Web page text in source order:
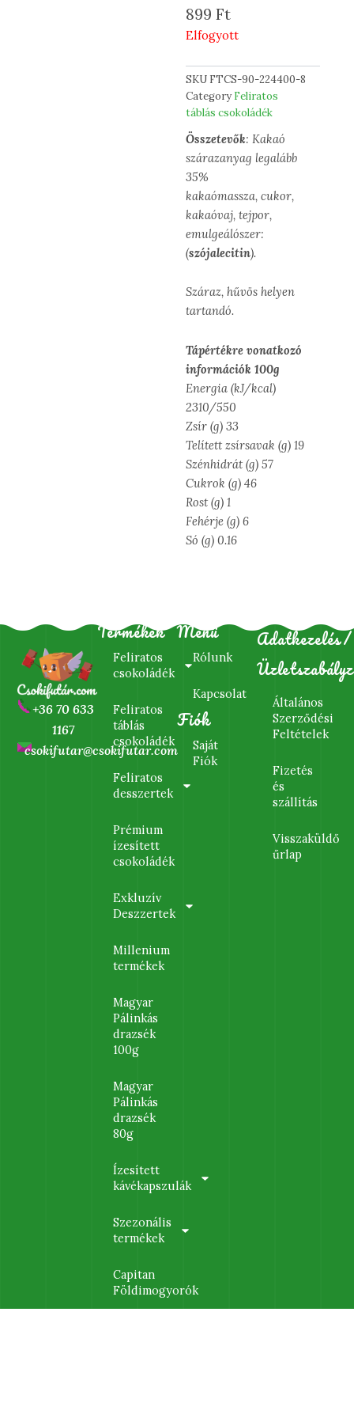
899Ft
Elfogyott
SKU FTCS-90-224400-8
Category Feliratos
táblás csokoládék
Összetevők: Kakaó
szárazanyag legalább
35%
kakaómassza, cukor,
kakaóvaj, tejpor,
emulgeálószer:
(szójalecitin).
Száraz, hűvös helyen
tartandó.
Tápértékre vonatkozó
információk 100g
Energia (kJ/kcal)
2310/550
Zsír (g) 33
Telített zsírsavak (g) 19
Szénhidrát (g) 57
Cukrok (g) 46
Rost (g) 1
Fehérje (g) 6
Só (g) 0.16
+36 70 633
1167
csokifutar@csokifutar.com
Termékek
Feliratos
csokoládék
Feliratos
táblás
csokoládék
Feliratos
desszertek
Prémium
ízesített
csokoládék
Exkluzív
Deszzertek
Millenium
termékek
Magyar
Pálinkás
drazsék
100g
Magyar
Pálinkás
drazsék
80g
Ízesített
kávékapszulák
Szezonális
termékek
Capitan
Földimogyorók
Menü
Rólunk
Kapcsolat
Fiók
Saját
Fiók
Adatkezelés/
Általános
Szerződési
Feltételek
Fizetés
és
szállítás
Visszaküldő
űrlap